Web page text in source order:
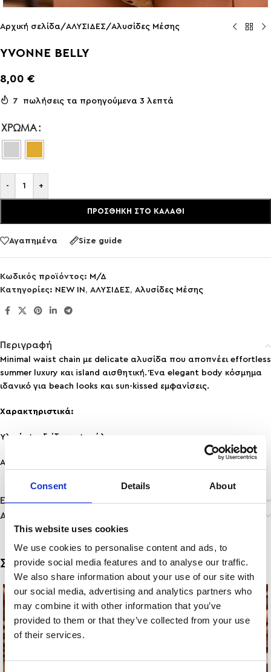
Consent Details About
This website uses cookies
We use cookies to personalise content and ads, to
provide social media features and to analyse our traffic.
We also share information about your use of our site with
our social media, advertising and analytics partners who
may combine it with other information that you’ve
provided to them or that they’ve collected from your use
of their services.
Αρχική σελίδα/ΑΛΥΣΙΔΕΣ/Αλυσίδες Μέσης
YVONNE BELLY
8,00 €
7 πωλήσεις τα προηγούμενα 3 λεπτά
ΧΡΏΜΑ
- +
ΠΡΟΣΘΉΚΗ ΣΤΟ ΚΑΛΆΘΙ
Αγαπημένα Size guide
Κωδικός προϊόντος: Μ/Δ
Κατηγορίες: NEW IN , ΑΛΥΣΙΔΕΣ, Αλυσίδες Μέσης
Περιγραφή
Minimal waist chain με delicate αλυσίδα που αποπνέει effortless
summer luxury και island αισθητική. Ένα elegant body κόσμημα
ιδανικό για beach looks και sun-kissed εμφανίσεις.
Χαρακτηριστικά:
Υλικό: Ανοξείδωτο Ατσάλι
Ανθεκτικότητα: Ανθεκτικό σε νερό & άρωμα, δε μαυρίζει!
Επιπλέον πληροφορίες
Αποστολή & Παράδοση
Σχετικά προϊόντα